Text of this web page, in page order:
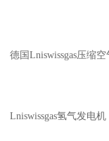
德国Lniswissgas压缩
Lniswissgas氢气发电机